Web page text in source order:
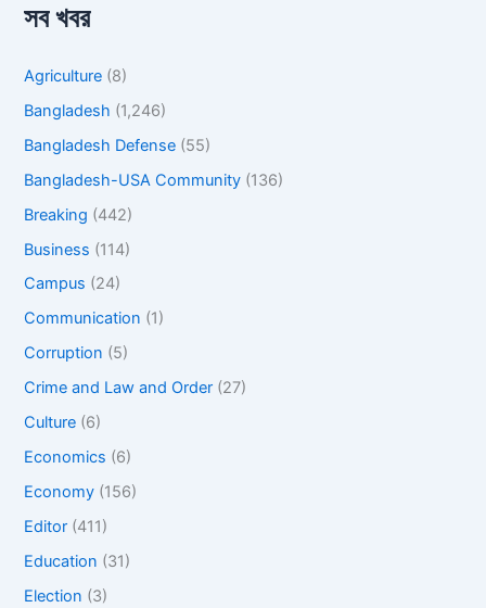
সব খবর
Agriculture (8)
Bangladesh (1,246)
Bangladesh Defense (55)
Bangladesh-USA Community (136)
Breaking (442)
Business (114)
Campus (24)
Communication (1)
Corruption (5)
Crime and Law and Order (27)
Culture (6)
Economics (6)
Economy (156)
Editor (411)
Education (31)
Election (3)